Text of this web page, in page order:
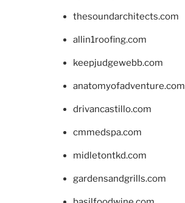
thesoundarchitects.com
allin1roofing.com
keepjudgewebb.com
anatomyofadventure.com
drivancastillo.com
cmmedspa.com
midletontkd.com
gardensandgrills.com